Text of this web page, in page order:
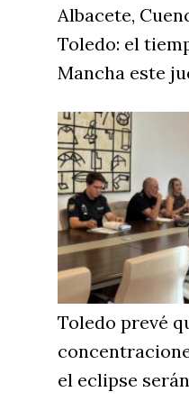
Albacete,
Toledo: el
Mancha este
Toledo prevé
el eclipse